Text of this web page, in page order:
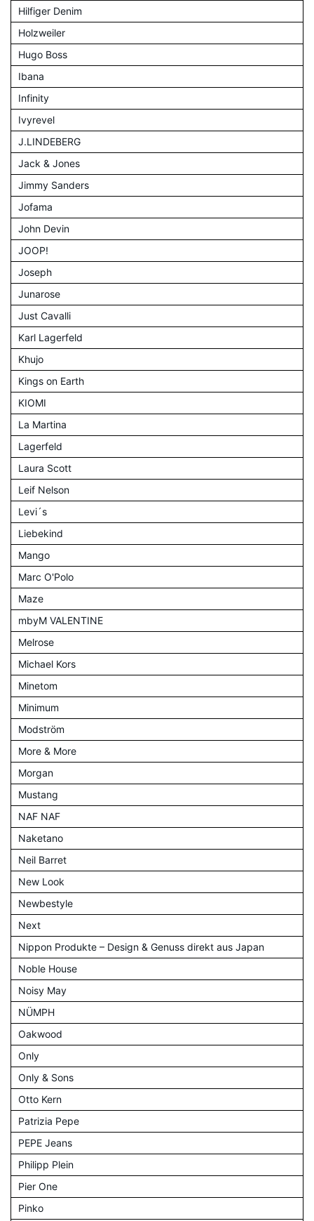
Hilfiger Denim
Holzweiler
Hugo Boss
Ibana
Infinity
Ivyrevel
J.LINDEBERG
Jack & Jones
Jimmy Sanders
Jofama
John Devin
JOOP!
Joseph
Junarose
Just Cavalli
Karl Lagerfeld
Khujo
Kings on Earth
KIOMI
La Martina
Lagerfeld
Laura Scott
Leif Nelson
Levi´s
Liebekind
Mango
Marc O'Polo
Maze
mbyM VALENTINE
Melrose
Michael Kors
Minetom
Minimum
Modström
More & More
Morgan
Mustang
NAF NAF
Naketano
Neil Barret
New Look
Newbestyle
Next
Nippon Produkte – Design & Genuss direkt aus Japan
Noble House
Noisy May
NÜMPH
Oakwood
Only
Only & Sons
Otto Kern
Patrizia Pepe
PEPE Jeans
Philipp Plein
Pier One
Pinko